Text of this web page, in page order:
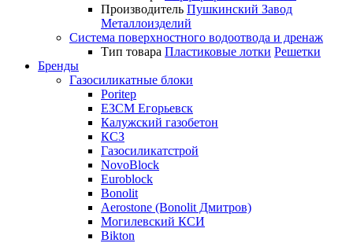
Производитель Пушкинский Завод
Металлоизделий
Система поверхностного водоотвода и дренаж
Тип товара Пластиковые лотки Решетки
Бренды
Газосиликатные блоки
Poritep
ЕЗСМ Егорьевск
Калужский газобетон
КСЗ
Газосиликатстрой
NovoBlock
Euroblock
Bonolit
Aerostone (Bonolit Дмитров)
Могилевский КСИ
Bikton